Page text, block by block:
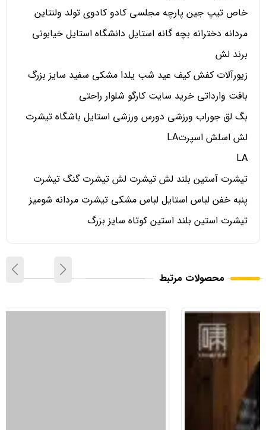
خاص تیپ جین پارچه مجلسی کادو کادوی تولد ولنتاین
مردانه دخترانه بچه گانه استایل دانشگاه استایل خیابونی
برند لش
زیورآلات کفش کیف عید شب یلدا مشکی سفید سایز بزرگ
بافت وارداتی خرید سایت کارگو شلوار راحتی
بگ لق جوراب ورزشی دورس ورزشی استایل باشگاه تیشرت
لش اسلش اسپرتLA
LA
تیشرت آستین بلند لش تیشرت لش تیشرت گنگ تیشرت
پنبه خفن لباس استایل لباس مشکی تیشرت مردانه شومیز
تیشرت استین بلند استین کوتاه سایز بزرگ
محصولات مرتبط